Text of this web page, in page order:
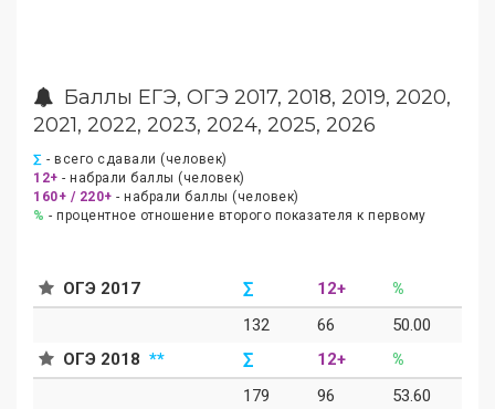
Баллы ЕГЭ, ОГЭ 2017, 2018, 2019, 2020,
2021, 2022, 2023, 2024, 2025, 2026
∑ - всего сдавали (человек)
12+ - набрали баллы (человек)
160+ / 220+ - набрали баллы (человек)
% - процентное отношение второго показателя к первому
ОГЭ 2017 ∑ 12+
%
132
66
50.00
ОГЭ 2018 ** ∑ 12+
%
179
96
53.60